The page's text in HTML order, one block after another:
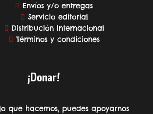
Envíos y/o entregas
Servicio editorial
Distribución Internacional
Términos y condiciones
¡Donar!
que hacemos, puedes apoyarnos